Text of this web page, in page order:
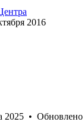
2016
2025 • Обновлено